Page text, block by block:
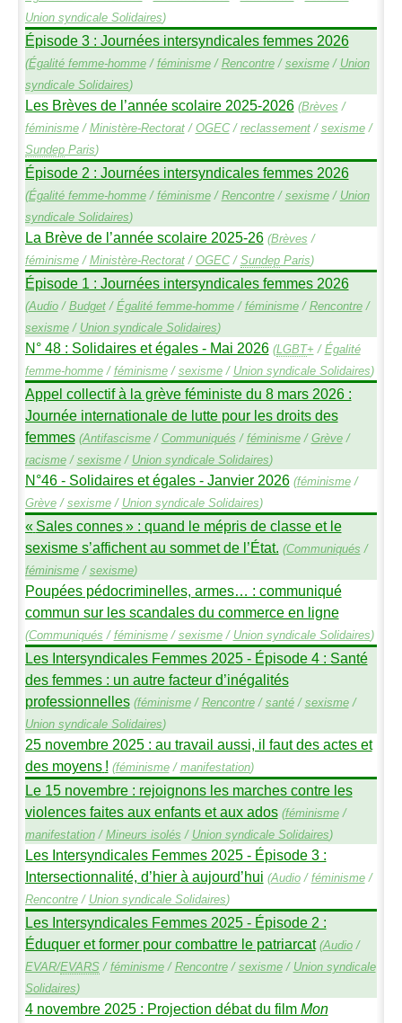
Union syndicale Solidaires)
Épisode 3 : Journées intersyndicales femmes 2026
(Égalité femme-homme/ féminisme/ Rencontre/ sexisme/ Union
syndicale Solidaires)
Les Brèves de l’année scolaire 2025-2026 (Brèves /
féminisme/ Ministère-Rectorat/ OGEC/ reclassement/ sexisme/
SundepParis)
Épisode 2 : Journées intersyndicales femmes 2026
(Égalité femme-homme/ féminisme/ Rencontre/ sexisme/ Union
syndicale Solidaires)
La Brève de l’année scolaire 2025-26 (Brèves /
féminisme/ Ministère-Rectorat/ OGEC/ SundepParis)
Épisode 1 : Journées intersyndicales femmes 2026
(Audio/ Budget/ Égalité femme-homme/ féminisme/ Rencontre/
sexisme/ Union syndicale Solidaires)
N° 48 : Solidaires et égales - Mai 2026 (LGBT+ / Égalité
femme-homme/ féminisme/ sexisme/ Union syndicale Solidaires)
Appel collectif à la grève féministe du 8 mars 2026 :
Journée internationale de lutte pour les droits des
femmes (Antifascisme/ Communiqués / féminisme/ Grève/
racisme/ sexisme/ Union syndicale Solidaires)
N°46 - Solidaires et égales - Janvier 2026 (féminisme/
Grève/ sexisme/ Union syndicale Solidaires)
« Sales connes» : quand le mépris de classe et le
sexisme s’affichent au sommet de l’État. (Communiqués /
féminisme/ sexisme)
Poupées pédocriminelles, armes… : communiqué
commun sur les scandales du commerce en ligne
(Communiqués / féminisme/ sexisme/ Union syndicale Solidaires)
Les Intersyndicales Femmes 2025 - Épisode 4 : Santé
des femmes : un autre facteur d’inégalités
professionnelles (féminisme/ Rencontre/ santé/ sexisme/
Union syndicale Solidaires)
25 novembre 2025 : au travail aussi, il faut des actes et
des moyens ! (féminisme/ manifestation)
Le 15 novembre : rejoignons les marches contre les
violences faites aux enfants et aux ados (féminisme/
manifestation/ Mineurs isolés / Union syndicale Solidaires)
Les Intersyndicales Femmes 2025 - Épisode 3 :
Intersectionnalité, d’hier à aujourd’hui (Audio/ féminisme/
Rencontre/ Union syndicale Solidaires)
Les Intersyndicales Femmes 2025 - Épisode 2 :
Éduquer et former pour combattre le patriarcat (Audio/
EVAR/EVARS/ féminisme/ Rencontre/ sexisme/ Union syndicale
Solidaires)
4 novembre 2025 : Projection débat du film Mon